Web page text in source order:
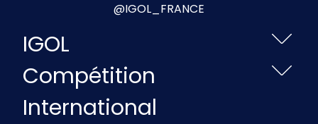
@IGOL_FRANCE
IGOL
Compétition
International